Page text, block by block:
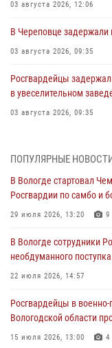
03 августа 2026, 12:06
В Череповце задержали
03 августа 2026, 09:35
Росгвардейцы
в увеселительном
03 августа 2026, 09:35
товаров из магазина
В Вологде
Северо-Западного
03 августа 2026, 08:54
ЗА МИНУВШУЮ НЕДЕЛЮ
ПРАВОНАРУШИТЕЛЯ
02 августа 2026, 10:37
ПОПУЛЯРНЫЕ
В Вологде стартовал
Росгвардии по самбо и
29 июля 2026, 13:20 9
В Вологде сотрудники
необдуманного поступка
22 июля 2026, 14:57
Росгвардейцы в
Вологодской области
15 июля 2026, 13:00 4